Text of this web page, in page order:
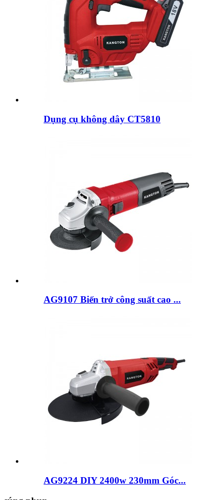
Dụng cụ không dây CT5810
AG9107 Biến trở công suất cao ...
AG9224 DIY 2400w 230mm Góc...